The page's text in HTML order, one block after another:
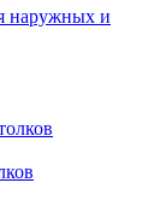
наружных и